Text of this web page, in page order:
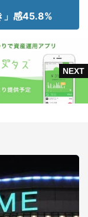
」感45.8%